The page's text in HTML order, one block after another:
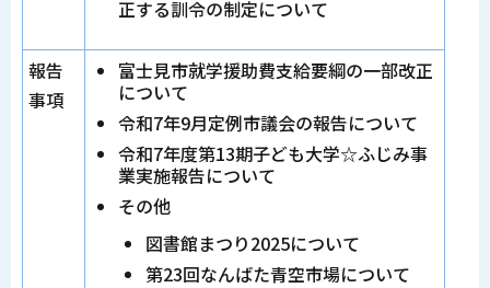
正する訓令の制定について
報告
事項
富士見市就学援助費支給要綱の一部改正
について
令和7年9月定例市議会の報告について
令和7年度第13期子ども大学☆ふじみ事
業実施報告について
その他
図書館まつり2025について
第23回なんばた青空市場について